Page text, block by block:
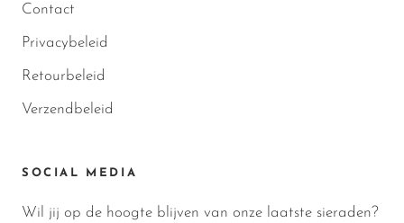
Contact
Privacybeleid
Retourbeleid
Verzendbeleid
SOCIAL MEDIA
Wil jij op de hoogte blijven van onze laatste sieraden?